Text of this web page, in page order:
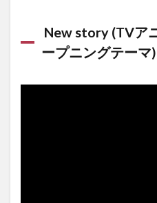
New story (TVア
ープニングテーマ)